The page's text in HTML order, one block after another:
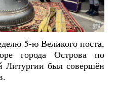
5-ю Великого поста,
города Острова по
Литургии был совершён